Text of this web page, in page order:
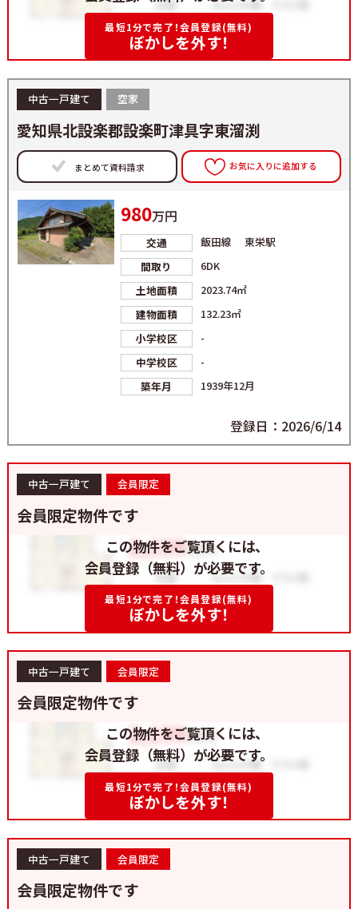
最短1分で完了！会員登録(無料)
ぼかしを外す！
中古一戸建て 空家
愛知県北設楽郡設楽町津具字東溜渕
まとめて資料請求 お気に入りに追加する
980万円
交通
飯田線 東栄駅
間取り
6DK
土地面積
2023.74㎡
建物面積
132.23㎡
小学校区
-
中学校区
-
築年月
1939年12月
登録日：2026/6/14
中古一戸建て 会員限定
会員限定物件です
この物件をご覧頂くには、
会員登録（無料）が必要です。
最短1分で完了！会員登録(無料)
ぼかしを外す！
中古一戸建て 会員限定
会員限定物件です
この物件をご覧頂くには、
会員登録（無料）が必要です。
最短1分で完了！会員登録(無料)
ぼかしを外す！
中古一戸建て 会員限定
会員限定物件です